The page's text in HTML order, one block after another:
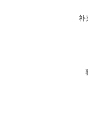
补